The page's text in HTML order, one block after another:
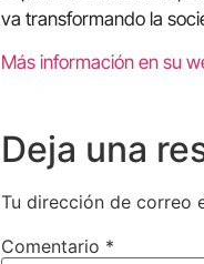
va transformando la
Más información en su
Deja una
Tu dirección de correo
Comentario *